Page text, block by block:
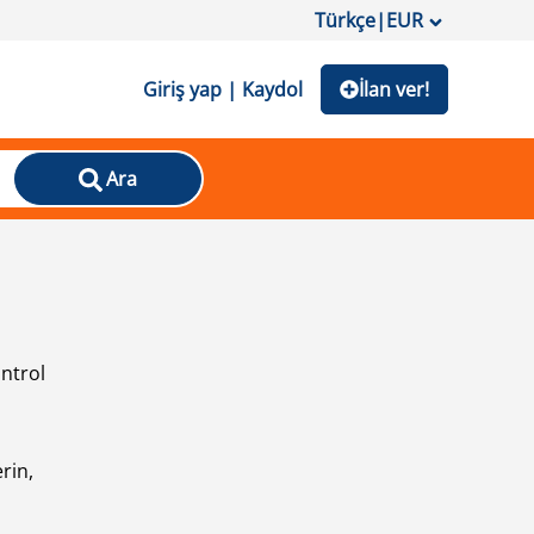
Türkçe|EUR
Giriş yap | Kaydol İlan ver!
Ara